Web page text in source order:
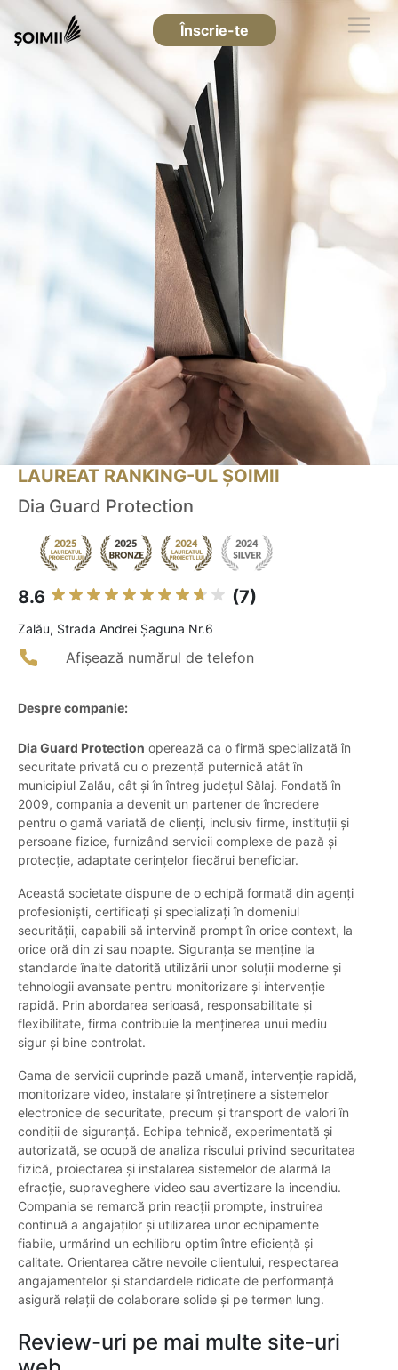
Înscrie-te
LAUREAT RANKING-UL ȘOIMII
Dia Guard Protection
8.6 (7)
Zalău, Strada Andrei Șaguna Nr.6
Afișează numărul de telefon
Despre companie:
Dia Guard Protection operează ca o firmă specializată în
securitate privată cu o prezență puternică atât în
municipiul Zalău, cât și în întreg județul Sălaj. Fondată în
2009, compania a devenit un partener de încredere
pentru o gamă variată de clienți, inclusiv firme, instituții și
persoane fizice, furnizând servicii complexe de pază și
protecție, adaptate cerințelor fiecărui beneficiar.
Această societate dispune de o echipă formată din agenți
profesioniști, certificați și specializați în domeniul
securității, capabili să intervină prompt în orice context, la
orice oră din zi sau noapte. Siguranța se menține la
standarde înalte datorită utilizării unor soluții moderne și
tehnologii avansate pentru monitorizare și intervenție
rapidă. Prin abordarea serioasă, responsabilitate și
flexibilitate, firma contribuie la menținerea unui mediu
sigur și bine controlat.
Gama de servicii cuprinde pază umană, intervenție rapidă,
monitorizare video, instalare și întreținere a sistemelor
electronice de securitate, precum și transport de valori în
condiții de siguranță. Echipa tehnică, experimentată și
autorizată, se ocupă de analiza riscului privind securitatea
fizică, proiectarea și instalarea sistemelor de alarmă la
efracție, supraveghere video sau avertizare la incendiu.
Compania se remarcă prin reacții prompte, instruirea
continuă a angajaților și utilizarea unor echipamente
fiabile, urmărind un echilibru optim între eficiență și
calitate. Orientarea către nevoile clientului, respectarea
angajamentelor și standardele ridicate de performanță
asigură relații de colaborare solide și pe termen lung.
Review-uri pe mai multe site-uri